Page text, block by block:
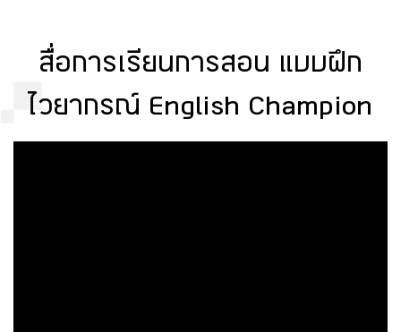
สื่อการเรียนการสอน แบบฝึก
ไวยากรณ์ English Champion